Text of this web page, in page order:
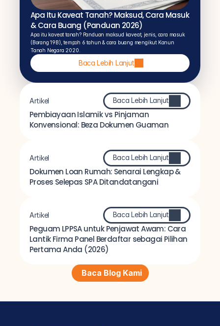
Apa Itu Kaveat Tanah? Maksud, Cara Masuk
& Cara Buang (Panduan 2026)
Apa itu kaveat tanah? Panduan maksud kaveat, jenis, cara masuk
(Borang 19B), tempoh 6 tahun & cara buang mengikut Kanun
Tanah Negara 2020.
Baca Lebih Lanjut
Artikel Baca Lebih Lanjut
Pembiayaan Islamik vs Pinjaman
Konvensional: Beza Dokumen Guaman
Artikel Baca Lebih Lanjut
Dokumen Loan Rumah: Senarai Lengkap &
Proses Selepas SPA Ditandatangani
Artikel Baca Lebih Lanjut
Peguam LPPSA untuk Penjawat Awam: Cara
Lantik Firma Panel Berdaftar sebagai Pilihan
Pertama Anda (2026)
Baca Blog Kami